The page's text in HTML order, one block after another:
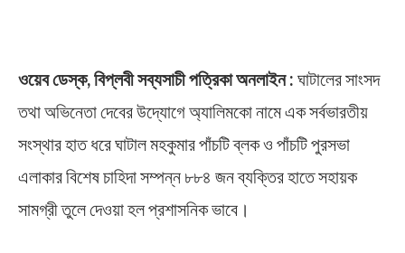
ওয়েব ডেস্ক, বিপ্লবী সব্যসাচী পত্রিকা অনলাইন : ঘাটালের সাংসদ
তথা অভিনেতা দেবের উদ্যোগে অ্যালিমকো নামে এক সর্বভারতীয়
সংস্থার হাত ধরে ঘাটাল মহকুমার পাঁচটি ব্লক ও পাঁচটি পুরসভা
এলাকার বিশেষ চাহিদা সম্পন্ন ৮৮৪ জন ব্যক্তির হাতে সহায়ক
সামগ্রী তুলে দেওয়া হল প্রশাসনিক ভাবে।